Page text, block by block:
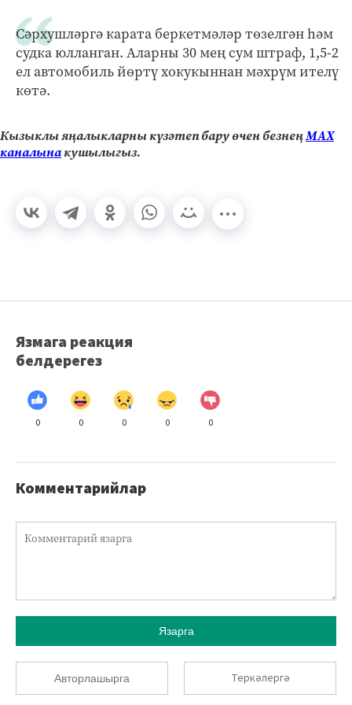
Сәрхушләргә карата беркетмәләр төзелгән һәм
судка юлланган. Аларны 30 мең сум штраф, 1,5-2
ел автомобиль йөртү хокукыннан мәхрүм ителү
көтә.
Кызыклы яңалыкларны күзәтеп бару өчен безнеңМАХ
каналынакушылыгыз.
Язмага реакция
белдерегез
0 0 0 0 0
Комментарийлар
Язарга
Авторлашырга Теркәлергә